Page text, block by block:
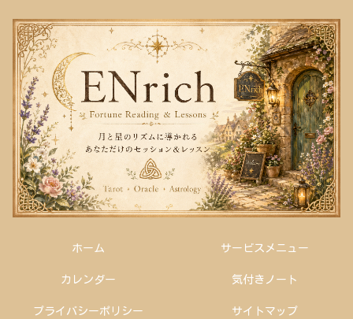
ホーム サービスメニュー
カレンダー 気付きノート
プライバシーポリシー サイトマップ